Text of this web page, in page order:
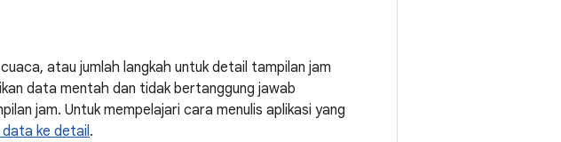
atau jumlah langkah untuk detail tampilan jam
data mentah dan tidak bertanggung jawab
jam. Untuk mempelajari cara menulis aplikasi yang
ke detail.